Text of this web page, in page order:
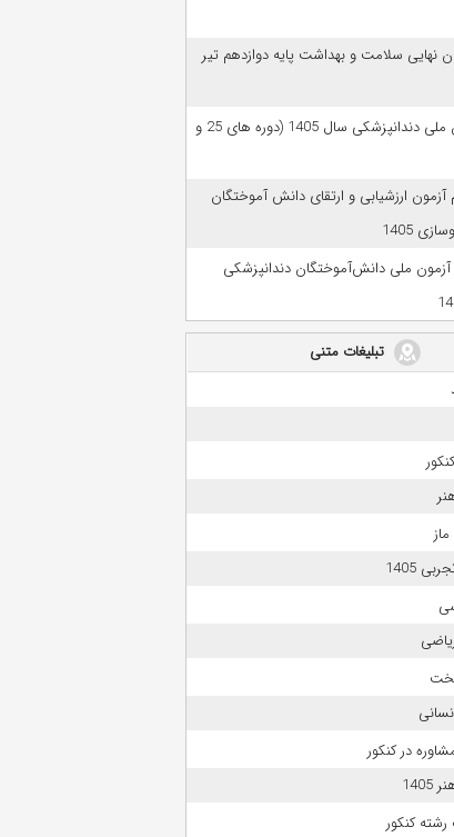
نهایی سلامت و بهداشت پایه دوازدهم تیر
ﻣﻨﺎﺑﻊ آزﻣﻮن ﻣﻠﯽ دندانپزشکی سال 1405 (دوره های 25 و
آزمون‌ ارزشیابی و ارتقای دانش آموختگان
1405
آزمون ملی دانش‌آموختگان دندانپزشکی
تبلیغات متنی
1405
در کنکور
کنکور